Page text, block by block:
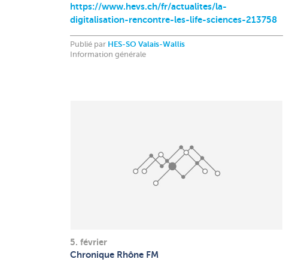
https://www.hevs.ch/fr/actualites/la-
digitalisation-rencontre-les-life-sciences-213758
Publié par HES-SO Valais-Wallis
Information générale
5. février
Chronique Rhône FM